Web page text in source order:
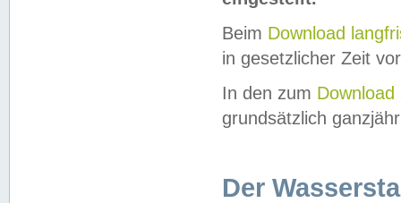
Beim Download
in gesetzlicher Zeit
In den zum Download
grundsätzlich
Der